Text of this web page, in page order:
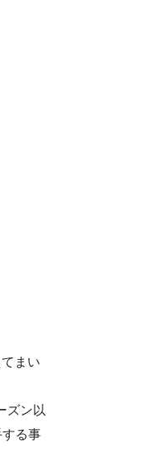
まい
ズン以
る事